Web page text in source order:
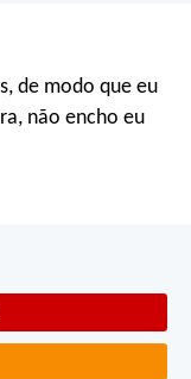
de modo que eu
não encho eu